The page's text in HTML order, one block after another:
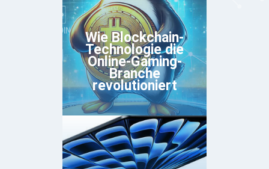
Wie Blockchain-
Technologie die
Online-Gaming-
Branche
revolutioniert